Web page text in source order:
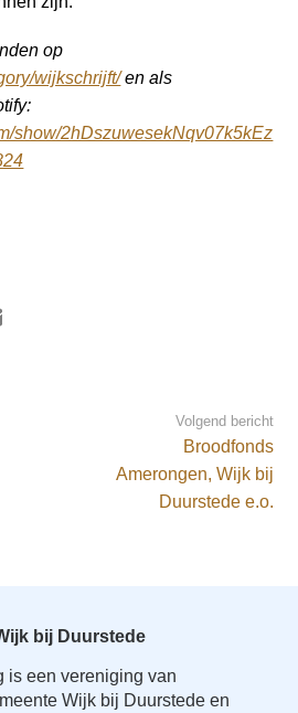
op
wijkschrijft/en als
show/2hDszuwesekNqv07k5kEz
Volgend bericht
Broodfonds
Amerongen, Wijk bij
Duurstede e.o.
bij Duurstede
is een vereniging van
Wijk bij Duurstede en